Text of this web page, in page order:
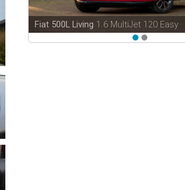
Fiat 500L Living 1.6 MultiJet 120 Easy